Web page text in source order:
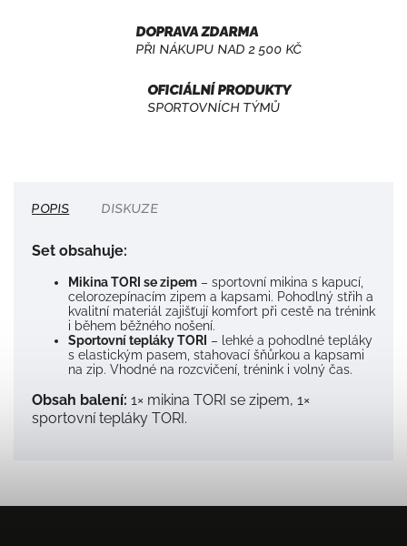
DOPRAVA ZDARMA
PŘI NÁKUPU NAD 2 500 KČ
OFICIÁLNÍ PRODUKTY
SPORTOVNÍCH TÝMŮ
POPIS DISKUZE
Set obsahuje:
Mikina TORI se zipem – sportovní mikina s kapucí,
celorozepínacím zipem a kapsami. Pohodlný střih a
kvalitní materiál zajišťují komfort při cestě na trénink
i během běžného nošení.
Sportovní tepláky TORI – lehké a pohodlné tepláky
s elastickým pasem, stahovací šňůrkou a kapsami
na zip. Vhodné na rozcvičení, trénink i volný čas.
Obsah balení: 1× mikina TORI se zipem, 1×
sportovní tepláky TORI.